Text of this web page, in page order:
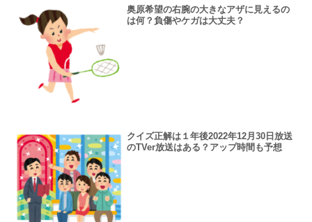
奥原希望の右腕の大きなアザに見えるの
は何？負傷やケガは大丈夫？
クイズ正解は１年後2022年12月30日放送
のTVer放送はある？アップ時間も予想